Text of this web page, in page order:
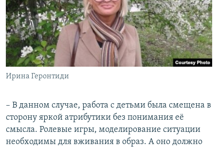
Ирина Геронтиди
– В данном случае, работа с детьми была смещена в
сторону яркой атрибутики без понимания её
смысла. Ролевые игры, моделирование ситуации
необходимы для вживания в образ. А оно должно